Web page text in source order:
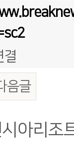
결
음글
아리조